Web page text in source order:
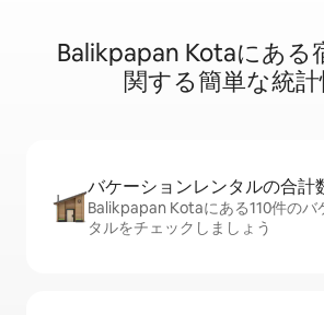
Balikpapan Kotaに⁠あ⁠る
関⁠す⁠る簡⁠単⁠な統⁠計⁠
バケーションレ⁠ン⁠タ⁠ル⁠の合⁠計⁠
Balikpapan Kotaにある110件のバ
タルをチェックしましょう